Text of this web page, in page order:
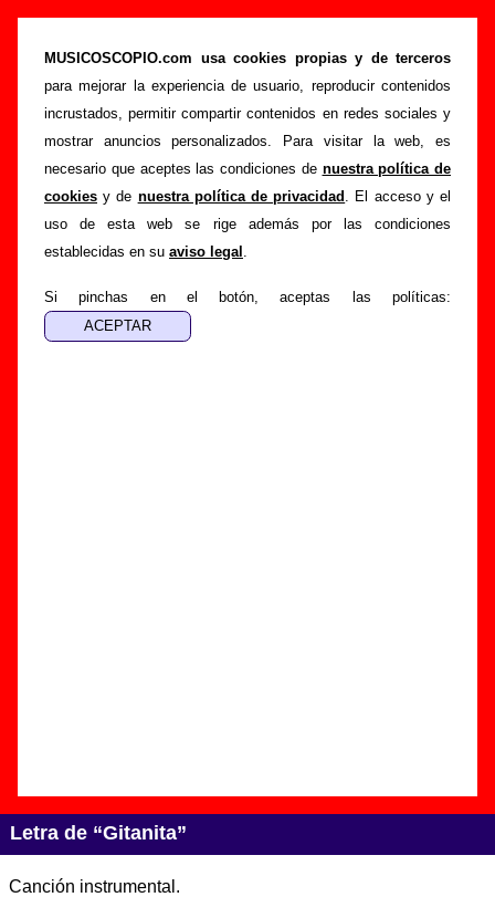
MUSICOSCOPIO.com usa cookies propias y de terceros
para mejorar la experiencia de usuario, reproducir contenidos
incrustados, permitir compartir contenidos en redes sociales y
mostrar anuncios personalizados. Para visitar la web, es
necesario que aceptes las condiciones de nuestra política de
cookies y de nuestra política de privacidad . El acceso y el
uso de esta web se rige además por las condiciones
establecidas en su aviso legal .
Si pinchas en el botón, aceptas las políticas:
“Gitanita”, canción de 12Twelve (Letra e
información)
Portada >12Twelve >Canciones >Gitanita
Esta página pretende recopilar todo tipo de información
sobre lacanción "Gitanita" interpretada por12Twelve
Además de su letra, también aparecerá información sobre el
autor o los autores, sobre los discos en los que está incluido
este tema, sobre la grabación del mismo, sobre versiones a
información adicional, puedes ayudar acompletar esta
información.
Letra de “Gitanita”
Canción instrumental.